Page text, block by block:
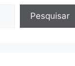
Pesquisar